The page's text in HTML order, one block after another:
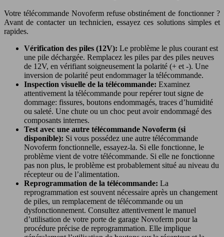
Votre télécommande Novoferm refuse obstinément de fonctionner ?
Avant de contacter un technicien, essayez ces solutions simples et
rapides.
Vérification des piles (12V): Le problème le plus courant est
une pile déchargée. Remplacez les piles par des piles neuves
de 12V, en vérifiant soigneusement la polarité (+ et -). Une
inversion de polarité peut endommager la télécommande.
Inspection visuelle de la télécommande: Examinez
attentivement la télécommande pour repérer tout signe de
dommage: fissures, boutons endommagés, traces d’humidité
ou saleté. Une chute ou un choc peut avoir endommagé des
composants internes.
Test avec une autre télécommande Novoferm (si
disponible): Si vous possédez une autre télécommande
Novoferm fonctionnelle, essayez-la. Si elle fonctionne, le
problème vient de votre télécommande. Si elle ne fonctionne
pas non plus, le problème est probablement situé au niveau du
récepteur ou de l’alimentation.
Reprogrammation de la télécommande: La
reprogrammation est souvent nécessaire après un changement
de piles, un remplacement de télécommande ou un
dysfonctionnement. Consultez attentivement le manuel
d’utilisation de votre porte de garage Novoferm pour la
procédure précise de reprogrammation. Elle implique